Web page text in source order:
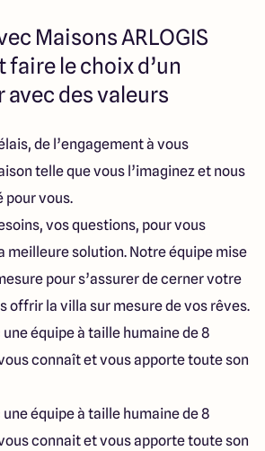
Maisons ARLOGIS
faire le choix d’un
des valeurs
de l’engagement à vous
telle que vous l’imaginez et nous
pour vous.
vos questions, pour vous
meilleure solution. Notre équipe mise
pour s’assurer de cerner votre
offrir la villa sur mesure de vos rêves.
équipe à taille humaine de 8
connaît et vous apporte toute son
équipe à taille humaine de 8
connait et vous apporte toute son